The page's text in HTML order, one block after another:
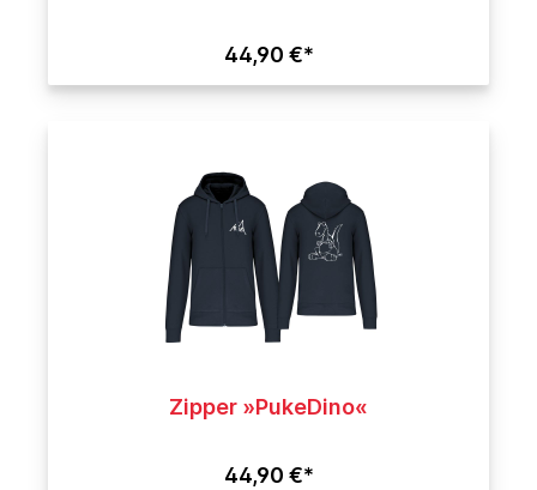
44,90 €*
Zipper »PukeDino«
44,90 €*